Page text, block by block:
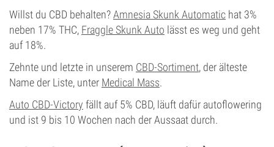
Willst du CBD behalten?Amnesia Skunk Automatic hat 3%
neben 17% THC, Fraggle Skunk Auto lässt es weg und geht
auf 18%.
Zehnte und letzte in unserem CBD-Sortiment, der älteste
Name der Liste, unter Medical Mass.
Auto CBD-Victory fällt auf 5% CBD, läuft dafür autoflowering
und ist 9 bis 10 Wochen nach der Aussaat durch.